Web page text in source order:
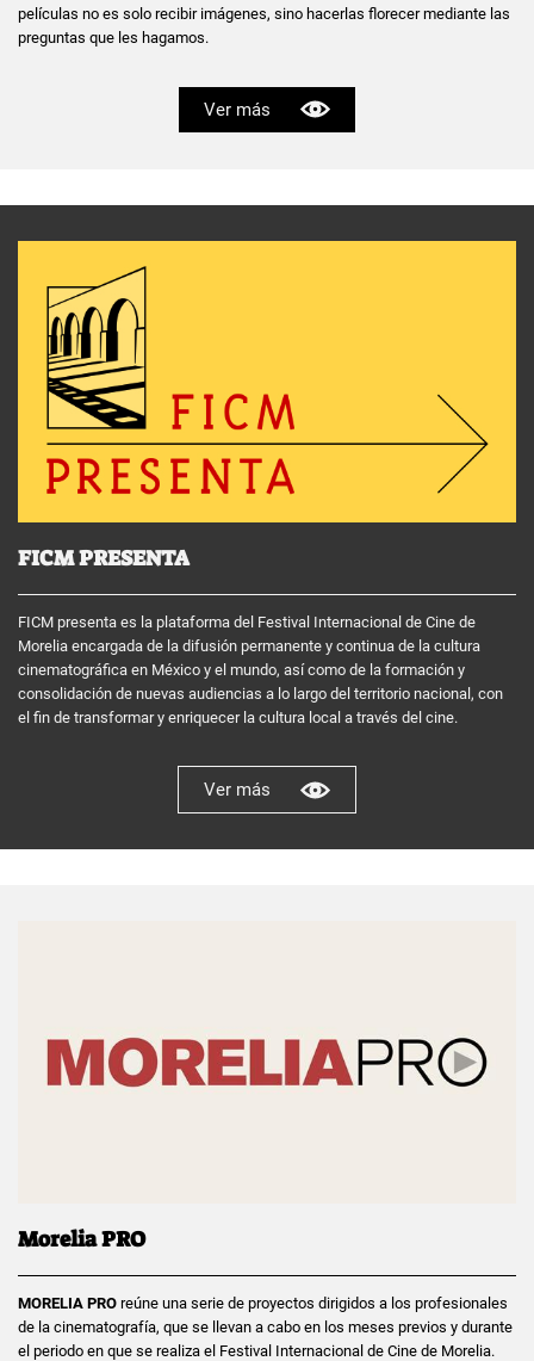
películas no es solo recibir imágenes, sino hacerlas florecer mediante las
preguntas que les hagamos.
Ver más
FICM PRESENTA
FICM presenta es la plataforma del Festival Internacional de Cine de
Morelia encargada de la difusión permanente y continua de la cultura
cinematográfica en México y el mundo, así como de la formación y
consolidación de nuevas audiencias a lo largo del territorio nacional, con
el fin de transformar y enriquecer la cultura local a través del cine.
Ver más
Morelia PRO
MORELIA PRO reúne una serie de proyectos dirigidos a los profesionales
de la cinematografía, que se llevan a cabo en los meses previos y durante
el periodo en que se realiza el Festival Internacional de Cine de Morelia.